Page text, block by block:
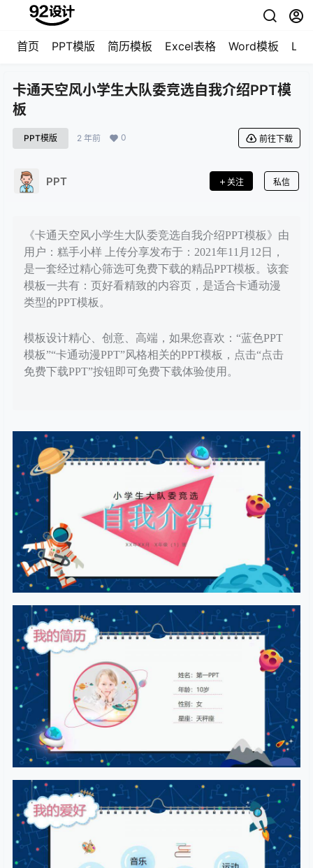
首页 PPT模版 简历模板 Excel表格 Word模板
卡通天空风小学生大队委竞选自我介绍PPT模
板
PPT模版 2 年前 0 前往下载
PPT 关注 私信
《卡通天空风小学生大队委竞选自我介绍PPT模板》由
用户：糕手小样 上传分享发布于：2021年11月12日，
是一套经过精心筛选可免费下载的精品PPT模板。该套
模板一共有：页好看精致的内容页，是适合卡通动漫
类型的PPT模板。
模板设计精心、创意、高端，如果您喜欢：“蓝色PPT
模板”“卡通动漫PPT”风格相关的PPT模板，点击“点击
免费下载PPT”按钮即可免费下载体验使用。